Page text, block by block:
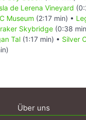
de Lerena Vineyard
Museum (2:17 min) •
Skybridge (0:38
Tal (1:17 min) • Silver
Über uns